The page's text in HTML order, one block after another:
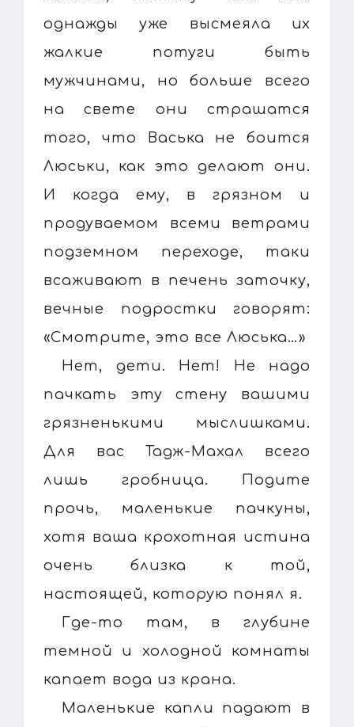
однажды уже высмеяла их
жалкие потуги быть
мужчинами, но больше всего
на свете они страшатся
того, что Васька не боится
Люськи, как это делают они.
И когда ему, в грязном и
продуваемом всеми ветрами
подземном переходе, таки
всаживают в печень заточку,
вечные подростки говорят:
«Смотрите, это все Люська…»
Нет, дети. Нет! Не надо
пачкать эту стену вашими
грязненькими мыслишками.
Для вас Тадж-Махал всего
лишь гробница. Подите
прочь, маленькие пачкуны,
хотя ваша крохотная истина
очень близка к той,
настоящей, которую понял я.
Где-то там, в глубине
темной и холодной комнаты
капает вода из крана.
Маленькие капли падают в